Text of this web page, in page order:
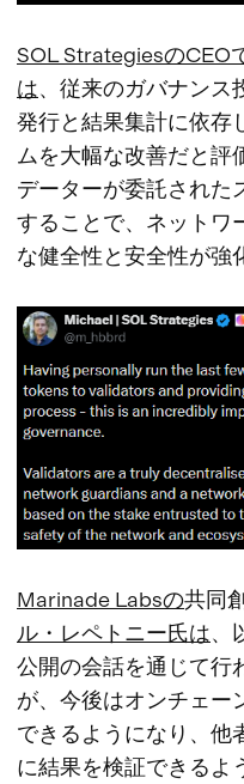
SOL StrategiesのCEO
は、従来のガバナンス
発行と結果集計に依存
ムを大幅な改善だと評
データーが委託された
することで、ネットワ
な健全性と安全性が強
Marinade Labsの共同
ル・レペトニー氏は、
公開の会話を通じて行
が、今後はオンチェー
できるようになり、他
に結果を検証できるよ